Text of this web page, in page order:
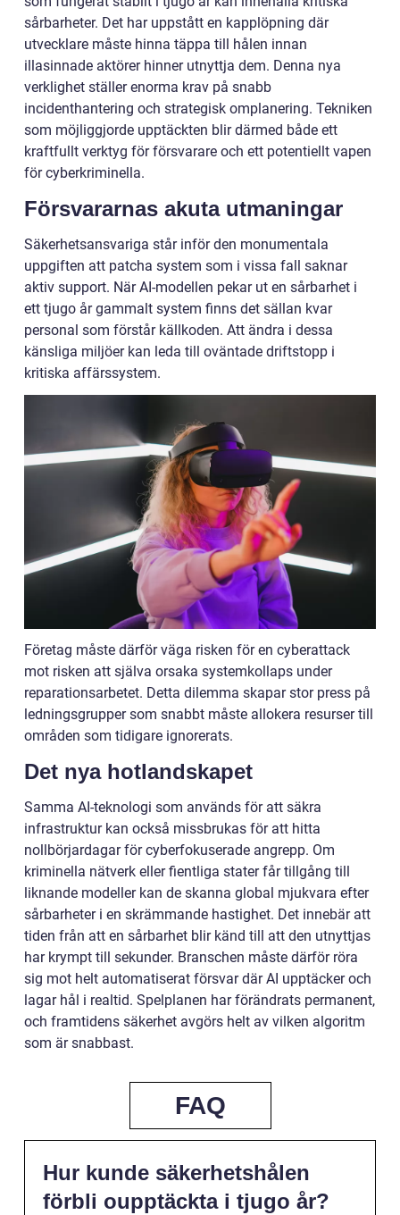
sårbarheter. Det har uppstått en kapplöpning där
utvecklare måste hinna täppa till hålen innan
illasinnade aktörer hinner utnyttja dem. Denna nya
verklighet ställer enorma krav på snabb
incidenthantering och strategisk omplanering. Tekniken
som möjliggjorde upptäckten blir därmed både ett
kraftfullt verktyg för försvarare och ett potentiellt vapen
för cyberkriminella.
Försvararnas akuta utmaningar
Säkerhetsansvariga står inför den monumentala
uppgiften att patcha system som i vissa fall saknar
aktiv support. När AI-modellen pekar ut en sårbarhet i
ett tjugo år gammalt system finns det sällan kvar
personal som förstår källkoden. Att ändra i dessa
känsliga miljöer kan leda till oväntade driftstopp i
kritiska affärssystem.
Företag måste därför väga risken för en cyberattack
mot risken att själva orsaka systemkollaps under
reparationsarbetet. Detta dilemma skapar stor press på
ledningsgrupper som snabbt måste allokera resurser till
områden som tidigare ignorerats.
Det nya hotlandskapet
Samma AI-teknologi som används för att säkra
infrastruktur kan också missbrukas för att hitta
nollbörjardagar för cyberfokuserade angrepp. Om
kriminella nätverk eller fientliga stater får tillgång till
liknande modeller kan de skanna global mjukvara efter
sårbarheter i en skrämmande hastighet. Det innebär att
tiden från att en sårbarhet blir känd till att den utnyttjas
har krympt till sekunder. Branschen måste därför röra
sig mot helt automatiserat försvar där AI upptäcker och
lagar hål i realtid. Spelplanen har förändrats permanent,
och framtidens säkerhet avgörs helt av vilken algoritm
som är snabbast.
FAQ
Hur kunde säkerhetshålen
förbli oupptäckta i tjugo år?